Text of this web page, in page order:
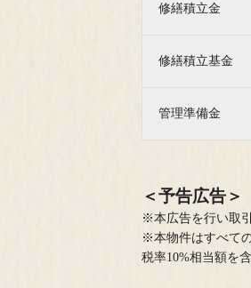
修繕積立金
修繕積立基金
管理準備金
＜予告広告＞
※本広告を行い取
※本物件はすべて
税率10%相当額を含